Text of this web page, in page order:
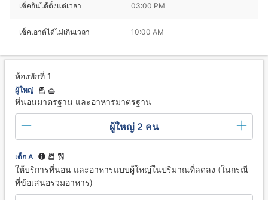
เช็คอินได้ตั้งแต่เวลา 03:00 PM
เช็คเอาต์ได้ไม่เกินเวลา 10:00 AM
ห้องพักที่ 1
ผู้ใหญ่
ที่นอนมาตรฐาน และอาหารมาตรฐาน
ผู้ใหญ่ 2 คน
เด็ก A
ให้บริการที่นอน และอาหารแบบผู้ใหญ่ในปริมาณที่ลดลง (ในกรณี
ที่ข้อเสนอรวมอาหาร)